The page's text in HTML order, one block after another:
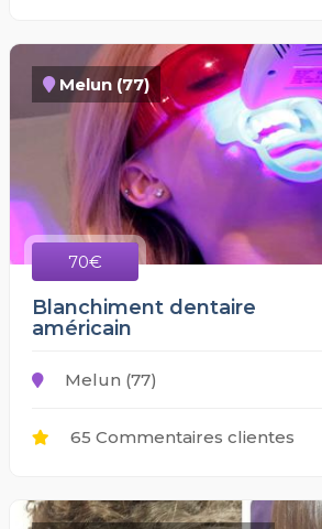
Melun (77)
70€
Blanchiment dentaire
américain
Melun (77)
65 Commentaires clientes